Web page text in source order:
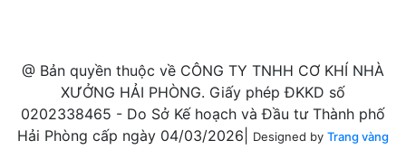
@ Bản quyền thuộc về CÔNG TY TNHH CƠ KHÍ NHÀ
XƯỞNG HẢI PHÒNG. Giấy phép ĐKKD số
0202338465 - Do Sở Kế hoạch và Đầu tư Thành phố
Hải Phòng cấp ngày 04/03/2026|
Designed by Trang vàng